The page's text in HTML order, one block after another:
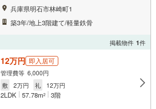
兵庫県明石市林崎町1
築3年/地上3階建て/軽量鉄骨
掲載物件 1件
12万円 即入居可
管理費等 6,000円
敷
2万円 礼 12万円
2LDK 57.78m2 3階